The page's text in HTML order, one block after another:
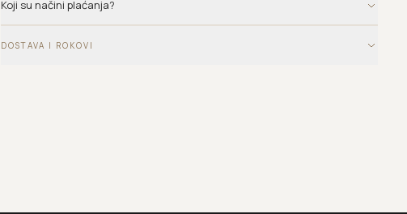
Koji su načini plaćanja?
DOSTAVA I ROKOVI